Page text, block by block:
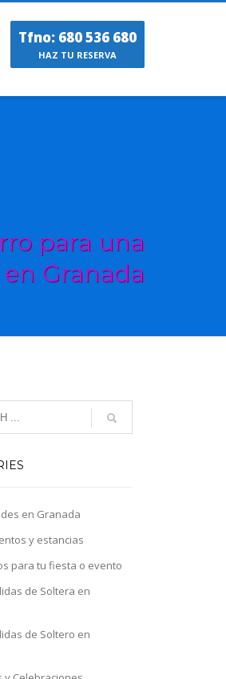
Tfno: 680 536 680
HAZ TU RESERVA
para una
Granada
en Granada
y estancias
para tu fiesta o evento
de Soltera en
de Soltero en